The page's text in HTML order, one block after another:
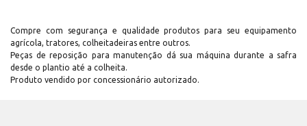
Compre com segurança e qualidade produtos para seu equipamento
agrícola, tratores, colheitadeiras entre outros.
Peças de reposição para manutenção dá sua máquina durante a safra
desde o plantio até a colheita.
Produto vendido por concessionário autorizado.